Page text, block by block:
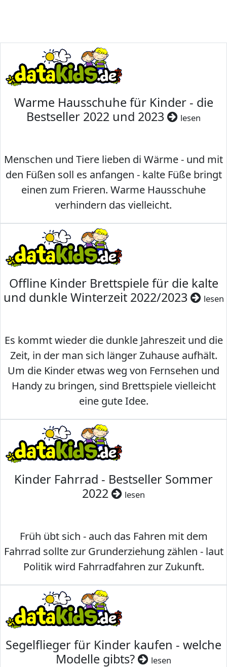
Warme Hausschuhe für Kinder - die
Bestseller 2022 und 2023
lesen
Menschen und Tiere lieben di Wärme - und mit
den Füßen soll es anfangen - kalte Füße bringt
einen zum Frieren. Warme Hausschuhe
verhindern das vielleicht.
Offline Kinder Brettspiele für die kalte
und dunkle Winterzeit 2022/2023
lesen
Es kommt wieder die dunkle Jahreszeit und die
Zeit, in der man sich länger Zuhause aufhält.
Um die Kinder etwas weg von Fernsehen und
Handy zu bringen, sind Brettspiele vielleicht
eine gute Idee.
Kinder Fahrrad - Bestseller Sommer
2022
lesen
Früh übt sich - auch das Fahren mit dem
Fahrrad sollte zur Grunderziehung zählen - laut
Politik wird Fahrradfahren zur Zukunft.
Segelflieger für Kinder kaufen - welche
Modelle gibts?
lesen